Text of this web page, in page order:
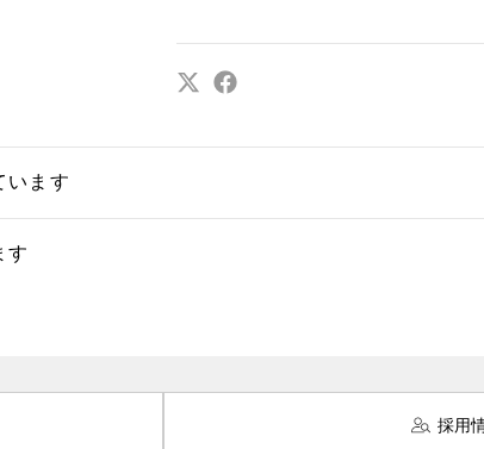
います
す
採用